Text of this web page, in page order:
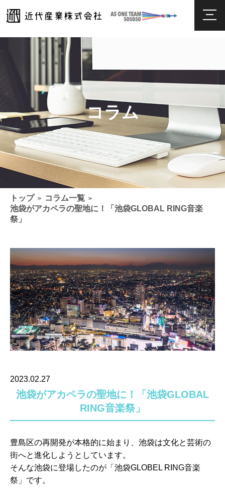
コラム
トップ > コラム一覧 >
池袋がアカペラの聖地に！「池袋GLOBAL RING音楽
祭」
2023.02.27
池袋がアカペラの聖地に！「池袋GLOBAL
RING音楽祭」
豊島区の再開発が本格的に始まり、池袋は文化と芸術の
街へと進化しようとしています。
そんな池袋に登場したのが「池袋GLOBEL RING音楽
祭」です。